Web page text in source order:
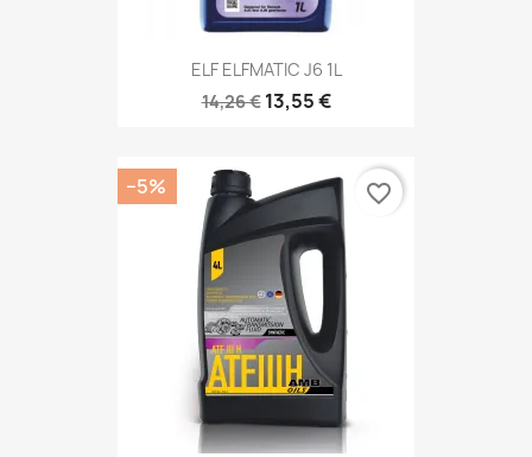
ELF ELFMATIC J6 1L
14,26 € 13,55 €
−5% favorite_border